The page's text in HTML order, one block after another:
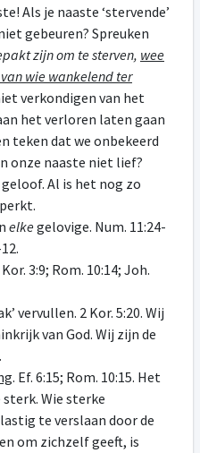
Als je naaste ‘stervende’
gebeuren? Spreuken
zijn om te sterven, wee
wie wankelend ter
verkondigen van het
het verloren laten gaan
teken dat we onbekeerd
onze naaste niet lief?
Al is het nog zo
elkegelovige. Num. 11:24-
.
3:9; Rom. 10:14; Joh.
vervullen. 2 Kor. 5:20. Wij
van God. Wij zijn de
. Ef. 6:15; Rom. 10:15. Het
Wie sterke
te verslaan door de
om zichzelf geeft, is